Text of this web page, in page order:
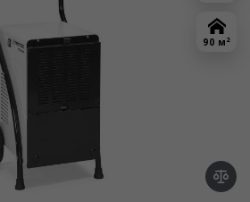
90 м 2